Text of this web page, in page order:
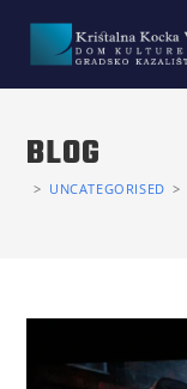
BLOG
> UNCATEGORISED >